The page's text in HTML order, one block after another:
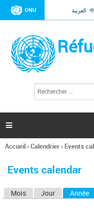
ONU العربية
l
c
h
e

Vous
ici
Accueil›Calendrier› Events
Events calendar
Mois Jour Année